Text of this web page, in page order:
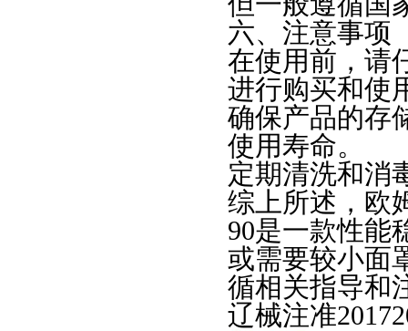
六、注意事项
在使用前，请
进行购买和使
确保产品的存
使用寿命。
定期清洗和消
综上所述，欧
90是一款性能
或需要较小面
循相关指导和
辽械注准